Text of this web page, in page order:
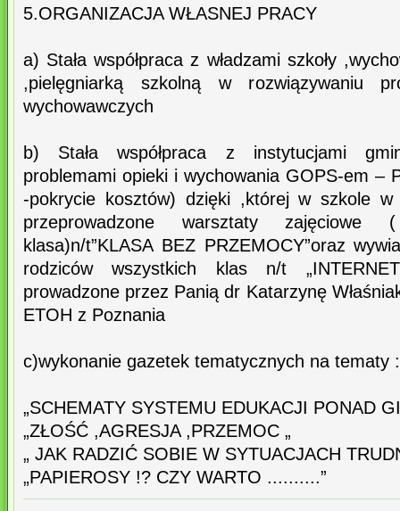
5.ORGANIZACJA WŁASNEJ PRACY
a) Stała współpraca z władzami szkoły
,pielęgniarką szkolną w rozwiązywaniu
wychowawczych
b) Stała współpraca z instytucjami
problemami opieki i wychowania GOPS-em –
-pokrycie kosztów) dzięki ,której w szkole
przeprowadzone warsztaty
klasa)n/t”KLASA BEZ PRZEMOCY”oraz
rodziców wszystkich klas n/t
prowadzone przez Panią dr Katarzynę
ETOH z Poznania
c)wykonanie gazetek tematycznych na tematy :
„SCHEMATY SYSTEMU EDUKACJI PONAD
„ZŁOŚĆ ,AGRESJA ,PRZEMOC „
„ JAK RADZIĆ SOBIE W SYTUACJACH
„PAPIEROSY !? CZY WARTO ..........”